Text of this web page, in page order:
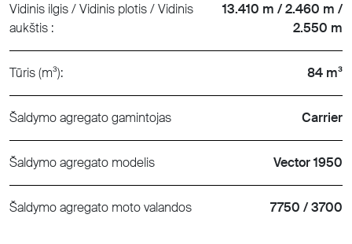
Vidinis ilgis / Vidinis plotis / Vidinis
aukštis :
13.410 m / 2.460 m /
2.550 m
Tūris (m³): 84 m³
Šaldymo agregato gamintojas Carrier
Šaldymo agregato modelis Vector 1950
Šaldymo agregato moto valandos 7750 / 3700